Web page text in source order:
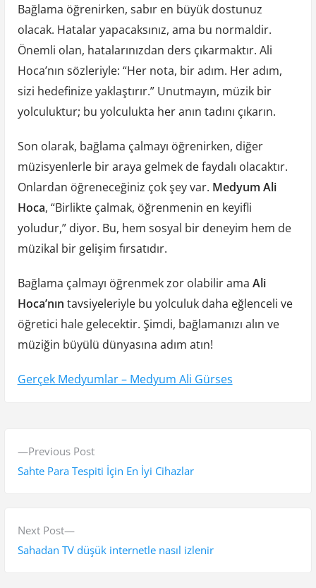
Bağlama öğrenirken, sabır en büyük dostunuz
olacak. Hatalar yapacaksınız, ama bu normaldir.
Önemli olan, hatalarınızdan ders çıkarmaktır. Ali
Hoca’nın sözleriyle: “Her nota, bir adım. Her adım,
sizi hedefinize yaklaştırır.” Unutmayın, müzik bir
yolculuktur; bu yolculukta her anın tadını çıkarın.
Son olarak, bağlama çalmayı öğrenirken, diğer
müzisyenlerle bir araya gelmek de faydalı olacaktır.
Onlardan öğreneceğiniz çok şey var. Medyum Ali
Hoca, “Birlikte çalmak, öğrenmenin en keyifli
yoludur,” diyor. Bu, hem sosyal bir deneyim hem de
müzikal bir gelişim fırsatıdır.
Bağlama çalmayı öğrenmek zor olabilir ama Ali
Hoca’nın tavsiyeleriyle bu yolculuk daha eğlenceli ve
öğretici hale gelecektir. Şimdi, bağlamanızı alın ve
müziğin büyülü dünyasına adım atın!
Gerçek Medyumlar – Medyum Ali Gürses
Previous PostP
r
o
Sahte Para Tespiti İçin En İyi Cihazlar
Next Post
N
e
Sahadan TV düşük internetle nasıl izlenir